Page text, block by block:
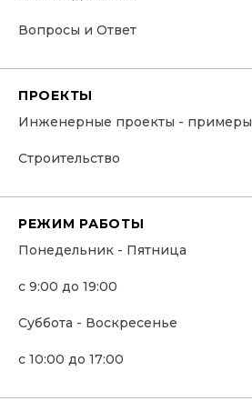
Вопросы и Ответ
ПРОЕКТЫ
Инженерные проекты - примеры
Строительство
РЕЖИМ РАБОТЫ
Понедельник - Пятница
с 9:00 до 19:00
Суббота - Воскресенье
с 10:00 до 17:00